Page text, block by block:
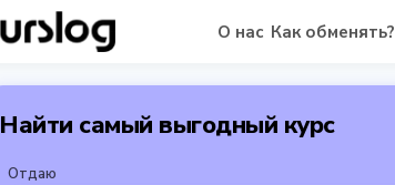
О нас Как обменять?
Найти самый выгодный курс
Отдаю